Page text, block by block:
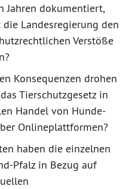
Jahren dokumentiert,
Landesregierung den
Verstöße
Konsequenzen drohen
Tierschutzgesetz in
Handel von Hunde-
Onlineplattformen?
haben die einzelnen
Pfalz in Bezug auf